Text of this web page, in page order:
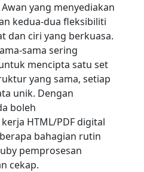
yang menyediakan
kedua-dua fleksibiliti
dan ciri yang berkuasa.
sama sering
mencipta satu set
yang sama, setiap
unik. Dengan
boleh
HTML/PDF digital
bahagian rutin
pemprosesan
cekap.